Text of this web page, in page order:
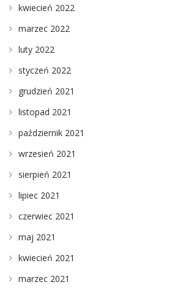
kwiecień 2022
marzec 2022
luty 2022
styczeń 2022
grudzień 2021
listopad 2021
październik 2021
wrzesień 2021
sierpień 2021
lipiec 2021
czerwiec 2021
maj 2021
kwiecień 2021
marzec 2021